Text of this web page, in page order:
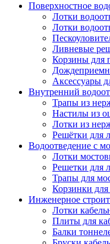
Поверхностное
Лотки
Лотки
Ливневые
Корзины для
Аксессуары
Внутренний
Трапы из
Настилы из
Лотки из
Решётки для
Водоотведение с
Лотки
Решетки для
Трапы для
Корзинки
Инженерное
Лотки
Плиты для
Балки